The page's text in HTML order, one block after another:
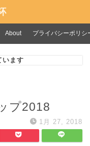
About プライバシーポリシ
います
プ2018
1月 27, 2018